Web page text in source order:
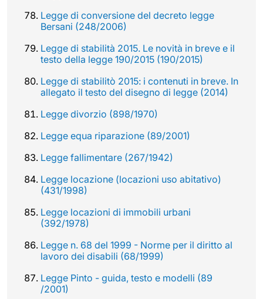
Legge di conversione del decreto legge
Bersani (248/2006)
Legge di stabilità 2015. Le novità in breve e il
testo della legge 190/2015 (190/2015)
Legge di stabilitò 2015: i contenuti in breve. In
allegato il testo del disegno di legge (2014)
Legge divorzio (898/1970)
Legge equa riparazione (89/2001)
Legge fallimentare (267/1942)
Legge locazione (locazioni uso abitativo)
(431/1998)
Legge locazioni di immobili urbani
(392/1978)
Legge n. 68 del 1999 - Norme per il diritto al
lavoro dei disabili (68/1999)
Legge Pinto - guida, testo e modelli (89
/2001)